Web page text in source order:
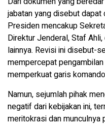
jabatan yang disebut
Presiden mencakup
Direktur Jenderal, Staf
lainnya. Revisi ini disebut-
mempercepat
memperkuat garis
Namun, sejumlah pihak
negatif dari kebijakan ini,
meritokrasi dan